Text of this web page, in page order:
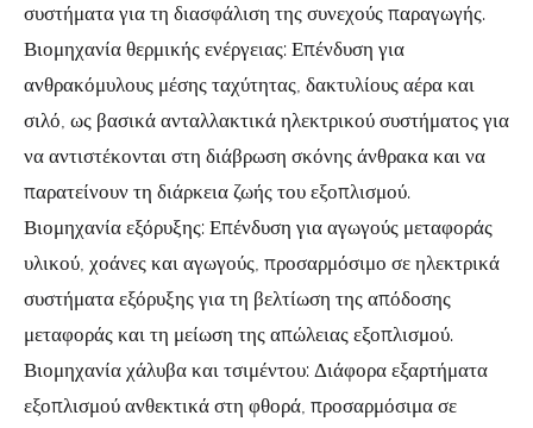
συστήματα για τη διασφάλιση της συνεχούς παραγωγής.
Βιομηχανία θερμικής ενέργειας: Επένδυση για
ανθρακόμυλους μέσης ταχύτητας, δακτυλίους αέρα και
σιλό, ως βασικά ανταλλακτικά ηλεκτρικού συστήματος για
να αντιστέκονται στη διάβρωση σκόνης άνθρακα και να
παρατείνουν τη διάρκεια ζωής του εξοπλισμού.
Βιομηχανία εξόρυξης: Επένδυση για αγωγούς μεταφοράς
υλικού, χοάνες και αγωγούς, προσαρμόσιμο σε ηλεκτρικά
συστήματα εξόρυξης για τη βελτίωση της απόδοσης
μεταφοράς και τη μείωση της απώλειας εξοπλισμού.
Βιομηχανία χάλυβα και τσιμέντου: Διάφορα εξαρτήματα
εξοπλισμού ανθεκτικά στη φθορά, προσαρμόσιμα σε